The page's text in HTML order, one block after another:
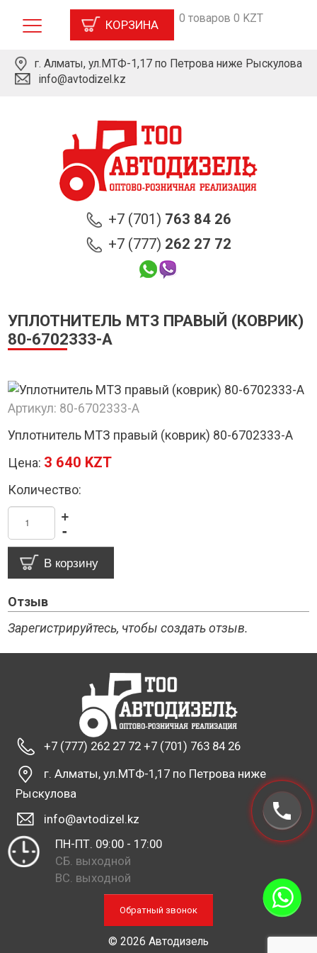
КОРЗИНА 0 товаров 0 KZT
г. Алматы, ул.МТФ-1,17 по Петрова ниже Рыскулова
info@avtodizel.kz
+7 (701) 763 84 26
+7 (777) 262 27 72
УПЛОТНИТЕЛЬ МТЗ ПРАВЫЙ (КОВРИК)
80-6702333-А
Артикул: 80-6702333-А
Уплотнитель МТЗ правый (коврик) 80-6702333-А
Цена: 3 640 KZT
Количество:
-
+
Отзыв
Зарегистрируйтесь, чтобы создать отзыв.
+7 (777) 262 27 72 +7 (701) 763 84 26
г. Алматы, ул.МТФ-1,17 по Петрова ниже
Рыскулова
info@avtodizel.kz
ПН-ПТ. 09:00 - 17:00
СБ. выходной
ВС. выходной
Обратный звонок
© 2026 Автодизель